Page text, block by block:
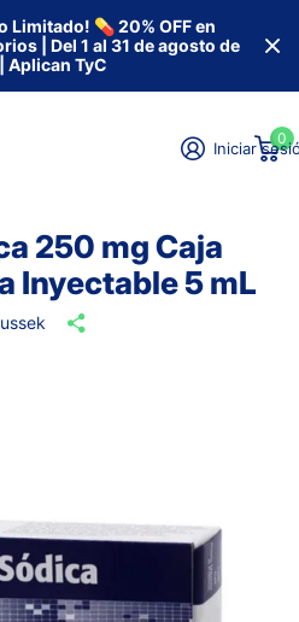
Limitado! 💊 20% OFF en
| Del 1 al 31 de agosto de
Aplican TyC
Iniciar
0
250 mg Caja
Inyectable 5 mL